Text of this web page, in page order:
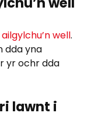
ailgylchu’n well.
dda yna
yr ochr dda
lawnt i